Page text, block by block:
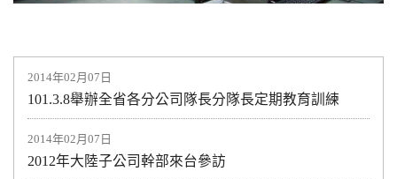
2014年02月07日
101.3.8舉辦全省各分公司隊長分隊長定期教育訓練
2014年02月07日
2012年大陸子公司幹部來台參訪